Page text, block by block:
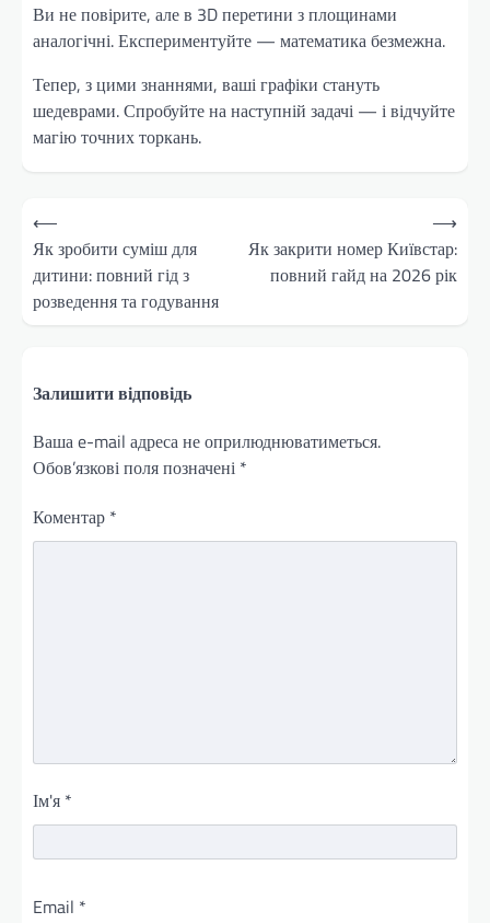
Ви не повірите, але в 3D перетини з площинами
аналогічні. Експериментуйте — математика безмежна.
Тепер, з цими знаннями, ваші графіки стануть
шедеврами. Спробуйте на наступній задачі — і відчуйте
магію точних торкань.
Навігація
записів
⟵
Як зробити суміш для
дитини: повний гід з
розведення та годування
Як закрити номер Київстар:
повний гайд на 2026 рік
⟶
Залишити відповідь
Ваша e-mail адреса не оприлюднюватиметься.
Обов’язкові поля позначені *
Коментар *
Ім'я *
Email *